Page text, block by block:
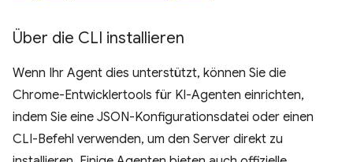
Über die CLI installieren
Wenn Ihr Agent dies unterstützt, können Sie die
Chrome-Entwicklertools für KI-Agenten einrichten,
indem Sie eine JSON-Konfigurationsdatei oder einen
CLI-Befehl verwenden, um den Server direkt zu